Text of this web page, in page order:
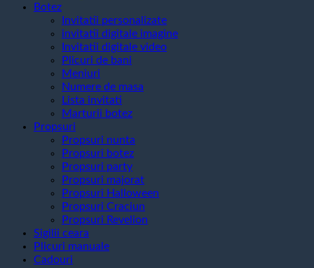
Botez
Invitatii personalizate
invitatii digitale imagine
Invitatii digitale video
Plicuri de bani
Meniuri
Numere de masa
Lista invitati
Marturii botez
Propsuri
Propsuri nunta
Propsuri botez
Propsuri party
Propsuri majorat
Propsuri Halloween
Propsuri Craciun
Propsuri Revelion
Sigilii ceara
Plicuri manuale
Cadouri